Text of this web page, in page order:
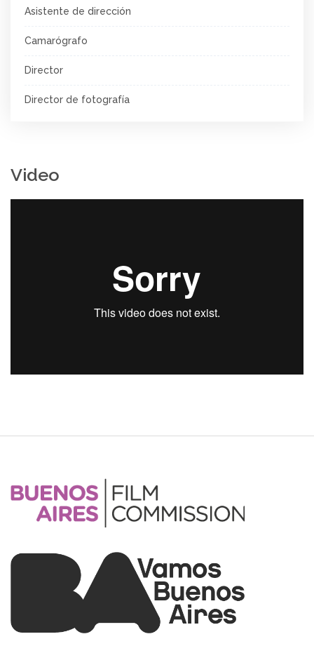
Asistente de dirección
Camarógrafo
Director
Director de fotografía
Video